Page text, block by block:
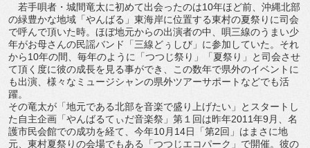
若手唄者・城間竜太に初めて出会ったのは10年ほど前、沖縄北部
の緑豊かな地域「やんばる」東海岸に位置する東村の夏祭りに司会
で呼んで頂いた時。ほぼ地元からの出演者の中、唄三線のうまい少
年がお母さんの民謡バンド「三線どぅしび」に参加していた。それ
から10年の間、毎年のように「つつじ祭り」「夏祭り」と司会させ
て頂く度に彼の成長を見る事ができ、この数年で県外のイベントに
も出演、様々なミュージシャンの県外ツアーサポートなどでも活
躍。
その竜太が「地元である北部を音楽で盛り上げたい」とスタートし
た自主企画「やんばるてぃだ音楽祭」第１回は昨年2011年9月、名
護市民会館での成功を経て、今年10月14日「第2回」はまさに地
元、東村夏祭りの会場でもある「つつじエコパーク」で開催。彼の